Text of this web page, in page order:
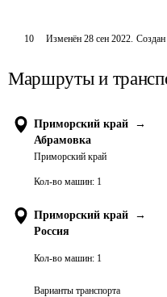
10 Изменён28 сен 2022. Создан
Маршруты и
Приморский край
→
Абрамовка
Приморский край
Кол-во машин: 1
Приморский край
→
Россия
Кол-во машин: 1
Варианты транспорта